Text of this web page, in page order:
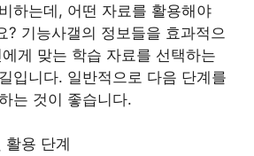
하는데, 어떤 자료를 활용해야
? 기능사갤의 정보들을 효과적으
게 맞는 학습 자료를 선택하는
입니다. 일반적으로 다음 단계를
는 것이 좋습니다.
용 단계